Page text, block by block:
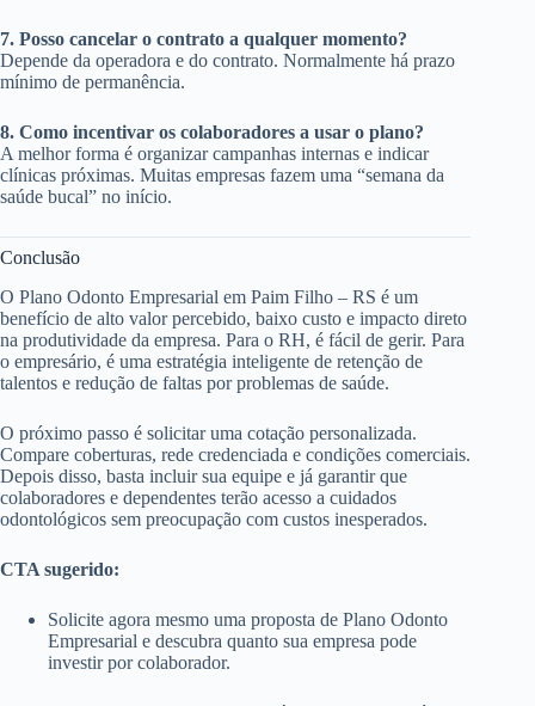
7. Posso cancelar o contrato a qualquer momento?
Depende da operadora e do contrato. Normalmente há prazo
mínimo de permanência.
8. Como incentivar os colaboradores a usar o plano?
A melhor forma é organizar campanhas internas e indicar
clínicas próximas. Muitas empresas fazem uma “semana da
saúde bucal” no início.
Conclusão
O Plano Odonto Empresarial em Paim Filho – RS é um
benefício de alto valor percebido, baixo custo e impacto direto
na produtividade da empresa. Para o RH, é fácil de gerir. Para
o empresário, é uma estratégia inteligente de retenção de
talentos e redução de faltas por problemas de saúde.
O próximo passo é solicitar uma cotação personalizada.
Compare coberturas, rede credenciada e condições comerciais.
Depois disso, basta incluir sua equipe e já garantir que
colaboradores e dependentes terão acesso a cuidados
odontológicos sem preocupação com custos inesperados.
CTA sugerido:
Solicite agora mesmo uma proposta de Plano Odonto
Empresarial e descubra quanto sua empresa pode
investir por colaborador.